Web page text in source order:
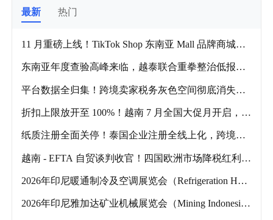
最新
热门
11 月重磅上线！TikTok Shop 东南亚 Mall 品牌商城来
东南亚年度查验高峰来临，越泰联合重拳整治低报货
平台数据全归集！跨境卖家税务灰色空间彻底消失，7
折扣上限放开至 100%！越南 7 月全国大促月开启，跨
纸质注册全面关停！泰国企业注册全线上化，跨境卖
越南 - EFTA 自贸谈判收官！四国欧洲市场降税红利，
2026年印尼暖通制冷及空调展览会（Refrigeration Hvac
2026年印尼雅加达矿业机械展览会（Mining Indonesi